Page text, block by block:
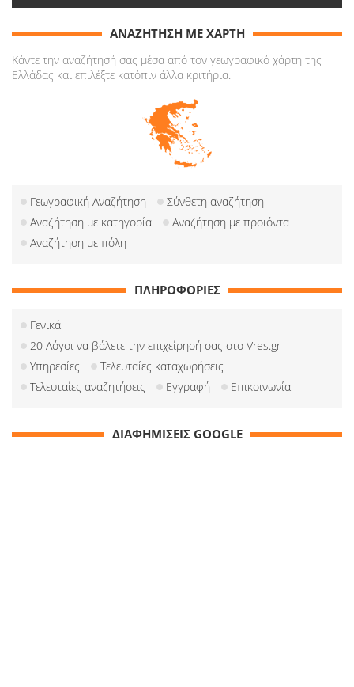
ΑΝΑΖΗΤΗΣΗ ΜΕ ΧΑΡΤΗ
Κάντε την αναζήτησή σας μέσα από τον γεωγραφικό χάρτη της
Ελλάδας και επιλέξτε κατόπιν άλλα κριτήρια.
Γεωγραφική Αναζήτηση
Σύνθετη αναζήτηση
Αναζήτηση με κατηγορία
Αναζήτηση με προιόντα
Αναζήτηση με πόλη
ΠΛΗΡΟΦΟΡΙΕΣ
Γενικά
20 Λόγοι να βάλετε την επιχείρησή σας στο Vres.gr
Υπηρεσίες
Τελευταίες καταχωρήσεις
Τελευταίες αναζητήσεις
Εγγραφή Επικοινωνία
ΔΙΑΦΗΜΙΣΕΙΣ GOOGLE